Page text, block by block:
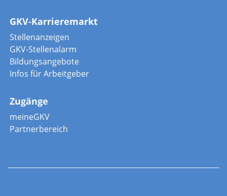
GKV-Karrieremarkt
Stellenanzeigen
GKV-Stellenalarm
Bildungsangebote
Infos für Arbeitgeber
Zugänge
meineGKV
Partnerbereich